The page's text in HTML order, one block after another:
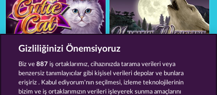
Cutie Cat Night Wolves
Gizliliğinizi Önemsiyoruz
Biz ve887 iş ortaklarımız, cihazınızda tarama verileri veya
benzersiz tanımlayıcılar gibi kişisel verileri depolar ve bunlara
erişiriz . Kabul ediyorum'nın seçilmesi, izleme teknolojilerinin
bizim ve iş ortaklarımızın verileri işleyerek sunma amaçlarını